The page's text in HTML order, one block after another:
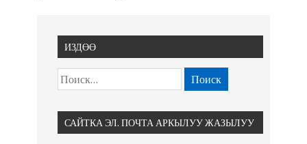
ИЗДӨӨ
САЙТКА ЭЛ. ПОЧТА АРКЫЛУУ ЖАЗЫЛУУ